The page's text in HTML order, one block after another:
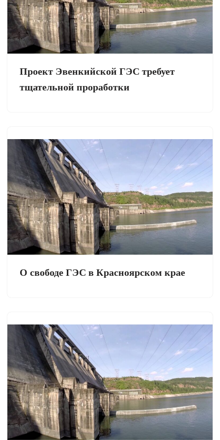
Проект Эвенкийской ГЭС требует
тщательной проработки
О свободе ГЭС в Красноярском крае